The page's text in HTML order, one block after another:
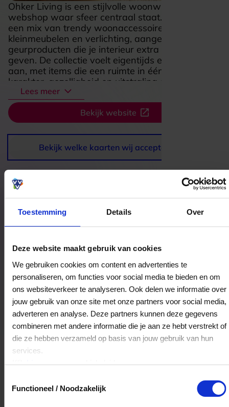
Toestemming Details Over
Deze website maakt gebruik van cookies
We gebruiken cookies om content en advertenties te
personaliseren, om functies voor social media te bieden en om
ons websiteverkeer te analyseren. Ook delen we informatie over
jouw gebruik van onze site met onze partners voor social media,
adverteren en analyse. Deze partners kunnen deze gegevens
combineren met andere informatie die je aan ze hebt verstrekt of
die ze hebben verzameld op basis van jouw gebruik van hun
services.
Klikhiervoor ons cookiebeleid.
Functioneel / Noodzakelijk
Ohker Living is een stijlvolle woonwinkel en
webshop waar sfeer centraal staat. Je ontdekt er
een mix van trendy woonaccessoires,
kleinmeubelen en verlichting, aangevuld met
geurproducten die je interieur extra warmte
geven. De collectie voelt eigentijds en uitnodigend
aan, met items die een ruimte in één keer meer
karakter, gezelligheid en uitstraling geven. Vooral
als je houdt van een verzorgd huis met luxe
details en betaalbare blikvangers is dit een adres
dat direct inspireert. Of je nu zoekt naar een
mooie lamp, decoratieve accenten of iets
waarmee je thuis net wat meer ambiance
creëert, bij Ohker Living draait alles om wonen
met gevoel voor stijl.
Lees meer
Bekijk website
Bekijk welke kaarten wij accepteren
Bestedingslocaties
Ohker Living
Nieuwstraat 11-13
7551CS Hengelo
Veelgestelde Vragen
Het volledige saldo op de VVV cadeaukaart